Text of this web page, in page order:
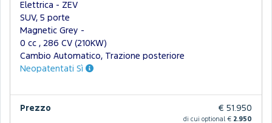
Elettrica - ZEV
SUV, 5 porte
Magnetic Grey -
0 cc , 286 CV (210KW)
Cambio Automatico, Trazione posteriore
Neopatentati Sì
Prezzo € 51.950
di cui optional € 2.950